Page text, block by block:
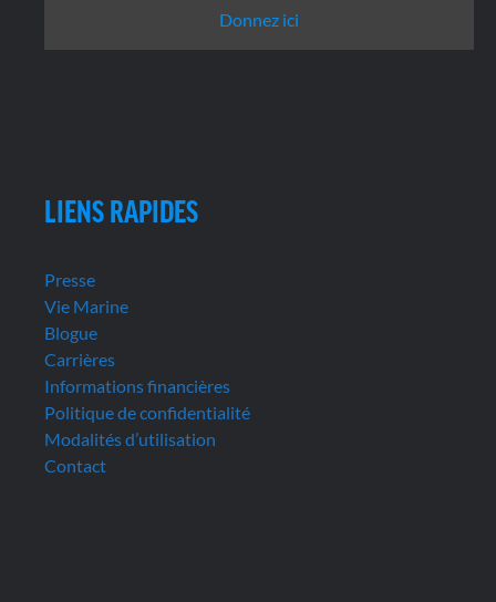
Donnez ici
LIENS RAPIDES
Presse
Vie Marine
Blogue
Carrières
Informations financières
Politique de confidentialité
Modalités d’utilisation
Contact